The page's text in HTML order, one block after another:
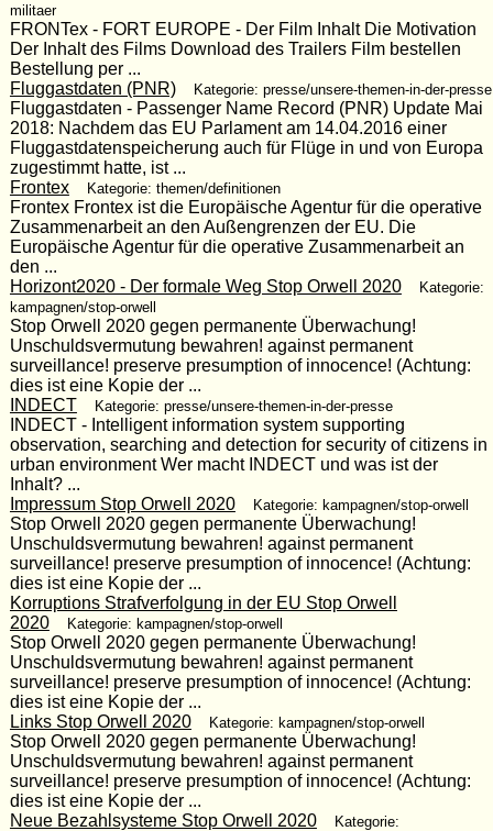
militaer
FRONTex - FORT EUROPE - Der Film Inhalt Die Motivation
Der Inhalt des Films Download des Trailers Film bestellen
Bestellung per ...
Fluggastdaten (PNR)
Kategorie: presse/unsere-themen-in-der-presse
Fluggastdaten - Passenger Name Record (PNR) Update Mai
2018: Nachdem das EU Parlament am 14.04.2016 einer
Fluggastdatenspeicherung auch für Flüge in und von Europa
zugestimmt hatte, ist ...
Frontex
Kategorie: themen/definitionen
Frontex Frontex ist die Europäische Agentur für die operative
Zusammenarbeit an den Außengrenzen der EU. Die
Europäische Agentur für die operative Zusammenarbeit an
den ...
Horizont2020 - Der formale Weg Stop Orwell 2020
Kategorie:
kampagnen/stop-orwell
Stop Orwell 2020 gegen permanente Überwachung!
Unschuldsvermutung bewahren! against permanent
surveillance! preserve presumption of innocence! (Achtung:
dies ist eine Kopie der ...
INDECT
Kategorie: presse/unsere-themen-in-der-presse
INDECT - Intelligent information system supporting
observation, searching and detection for security of citizens in
urban environment Wer macht INDECT und was ist der
Inhalt? ...
Impressum Stop Orwell 2020
Kategorie: kampagnen/stop-orwell
Stop Orwell 2020 gegen permanente Überwachung!
Unschuldsvermutung bewahren! against permanent
surveillance! preserve presumption of innocence! (Achtung:
dies ist eine Kopie der ...
Korruptions Strafverfolgung in der EU Stop Orwell
2020
Kategorie: kampagnen/stop-orwell
Stop Orwell 2020 gegen permanente Überwachung!
Unschuldsvermutung bewahren! against permanent
surveillance! preserve presumption of innocence! (Achtung:
dies ist eine Kopie der ...
Links Stop Orwell 2020
Kategorie: kampagnen/stop-orwell
Stop Orwell 2020 gegen permanente Überwachung!
Unschuldsvermutung bewahren! against permanent
surveillance! preserve presumption of innocence! (Achtung:
dies ist eine Kopie der ...
Neue Bezahlsysteme Stop Orwell 2020
Kategorie: